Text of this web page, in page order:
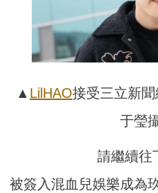
▲ LilHAO接受三立新
于瑩
請繼續
被簽入混血兒娛樂成為